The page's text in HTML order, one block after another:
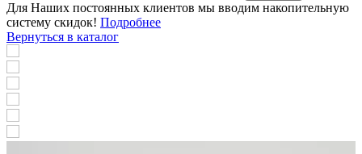
Для Наших постоянных клиентов мы вводим накопительную
систему скидок! Подробнее
Вернуться в каталог